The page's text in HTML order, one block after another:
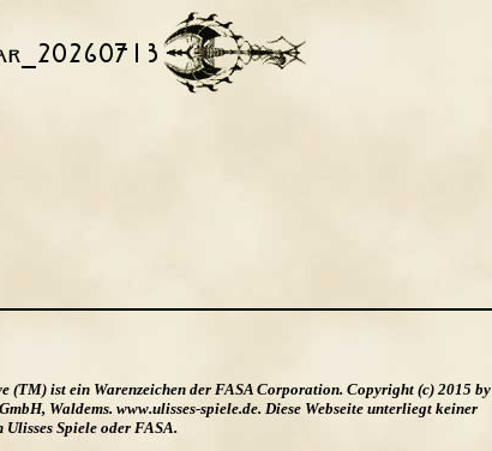
(TM) ist ein Warenzeichen der FASA Corporation. Copyright (c) 2015 by
Waldems. www.ulisses-spiele.de. Diese Webseite unterliegt keiner
Spiele oder FASA.